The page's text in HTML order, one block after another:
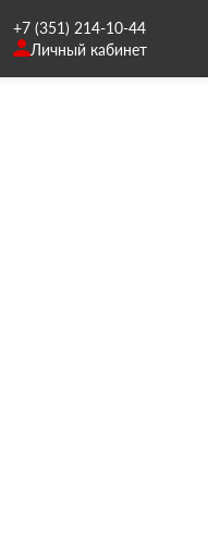
+7 (351) 214-10-44
Личный кабинет